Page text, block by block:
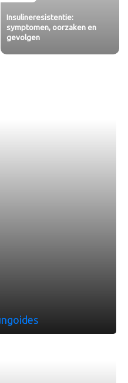
Insulineresistentie:
symptomen, oorzaken en
gevolgen